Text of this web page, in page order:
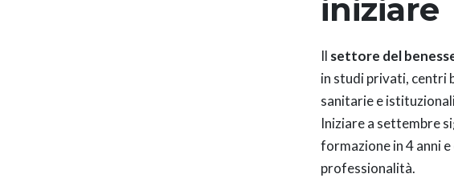
iniziare
Il settore del
in studi privati, centri
sanitarie e
Iniziare a settembre
formazione in 4 anni
professionalità.